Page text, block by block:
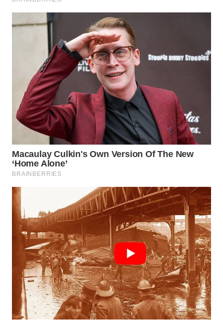
WAHANA
LISTRIK
WAHANA
TV
WAHANANEWS
ID
WAHANANEWS
CO ID
WAHANANEWS
WAHANA
SPORT
WAHANA
UMKM
WAHANA
SELEB